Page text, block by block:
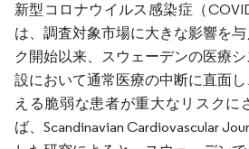
新型コロナウイルス感染症（
は、調査対象市場に大きな影響を
ク開始以来、スウェーデンの医療
設において通常医療の中断に直面
える脆弱な患者が重大なリスクに
ば、Scandinavian Cardiovascular